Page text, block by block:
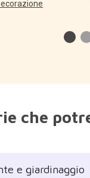
che
e giardinaggio